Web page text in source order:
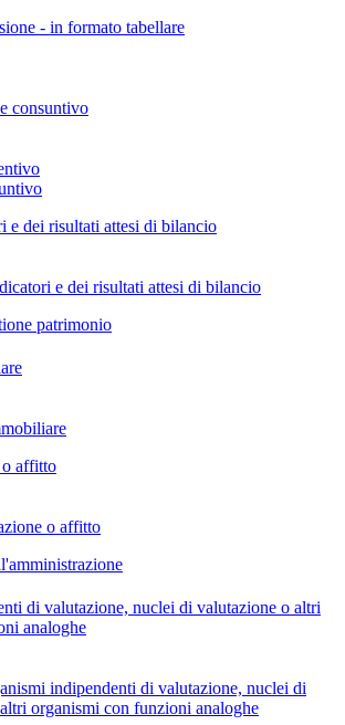
- in formato tabellare
consuntivo
e dei risultati attesi di bilancio
e dei risultati attesi di bilancio
patrimonio
affitto
o affitto
di valutazione, nuclei di valutazione o altri
analoghe
indipendenti di valutazione, nuclei di
organismi con funzioni analoghe